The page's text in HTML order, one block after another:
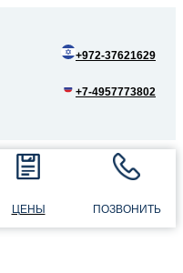
+972-37621629
+7-4957773802
ЦЕНЫ ПОЗВОНИТЬ